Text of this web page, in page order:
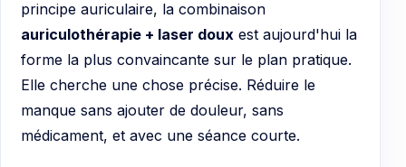
principe auriculaire, la combinaison
auriculothérapie + laser doux est aujourd'hui la
forme la plus convaincante sur le plan pratique.
Elle cherche une chose précise. Réduire le
manque sans ajouter de douleur, sans
médicament, et avec une séance courte.